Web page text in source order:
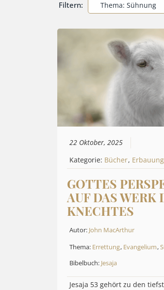
Filtern: Thema: Sühnung
22 Oktober, 2025
Kategorie: Bücher, Erbauung
GOTTES
AUF DAS WERK
KNECHTES
Autor: John MacArthur
Thema: Errettung, Evangelium,
Bibelbuch: Jesaja
Jesaja 53 gehört zu den